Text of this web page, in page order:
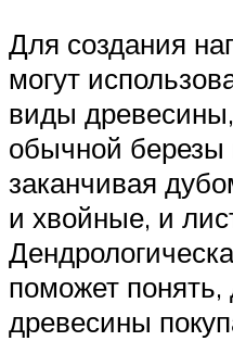
Для создания
могут
виды
обычной
заканчивая
и хвойные, и
поможет понять,
древесины